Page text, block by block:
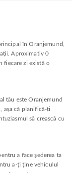
în Oranjemund,
Aproximativ 0
fiecare zi există o
tău este Oranjemund
așa că planifică-ți
să crească cu
a face șederea ta
a-ți ține vehiculul